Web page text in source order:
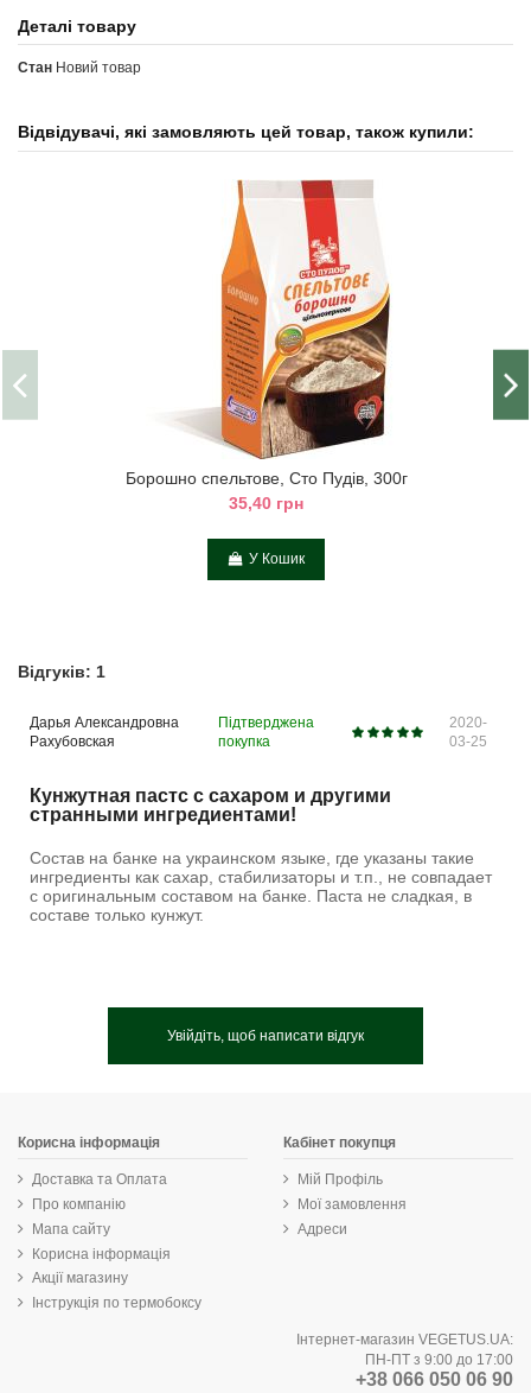
Деталі товару
Стан Новий товар
Відвідувачі, які замовляють цей товар, також купили:
Борошно спельтове, Сто Пудів, 300г
35,40 грн
У Кошик
Відгуків: 1
Дарья Александровна
Рахубовская
Підтверджена
покупка
2020-
03-25
Кунжутная пастс с сахаром и другими
странными ингредиентами!
Состав на банке на украинском языке, где указаны такие
ингредиенты как сахар, стабилизаторы и т.п., не совпадает
с оригинальным составом на банке. Паста не сладкая, в
составе только кунжут.
Увійдіть, щоб написати відгук
Корисна інформація
Доставка та Оплата
Про компанію
Мапа сайту
Корисна інформація
Акції магазину
Інструкція по термобоксу
Кабінет покупця
Мій Профіль
Мої замовлення
Адреси
Інтернет-магазин VEGETUS.UA:
ПН-ПТ з 9:00 до 17:00
+38 066 050 06 90